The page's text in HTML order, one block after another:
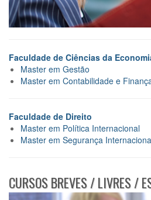
Faculdade de Ciências da
Master em Gestão
Master em Contabilidade e
Faculdade de Direito
Master em Política Internacional
Master em Segurança
CURSOS BREVES / LIVRES /